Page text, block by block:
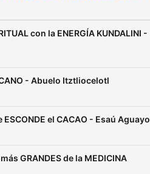
con la ENERGÍA KUNDALINI -
- Abuelo Itztliocelotl
ESCONDE el CACAO - Esaú Aguayo
GRANDES de la MEDICINA